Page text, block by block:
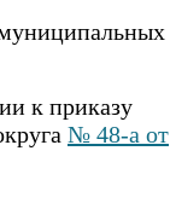
к приказу
№ 48-а от